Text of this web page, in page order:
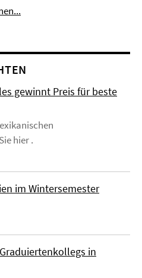
gewinnt Preis für beste
hier .
im Wintersemester
in